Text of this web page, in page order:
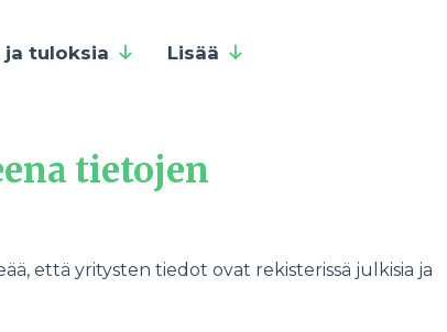
ja tuloksia Lisää
tietojen
että yritysten tiedot ovat rekisterissä julkisia ja